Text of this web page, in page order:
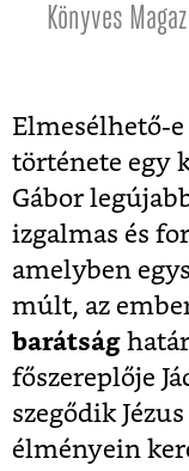
Könyves
Elmesélhető-e
története egy
Gábor
izgalmas és
amelyben
múlt, az
barátság
főszereplője
szegődik
élményein